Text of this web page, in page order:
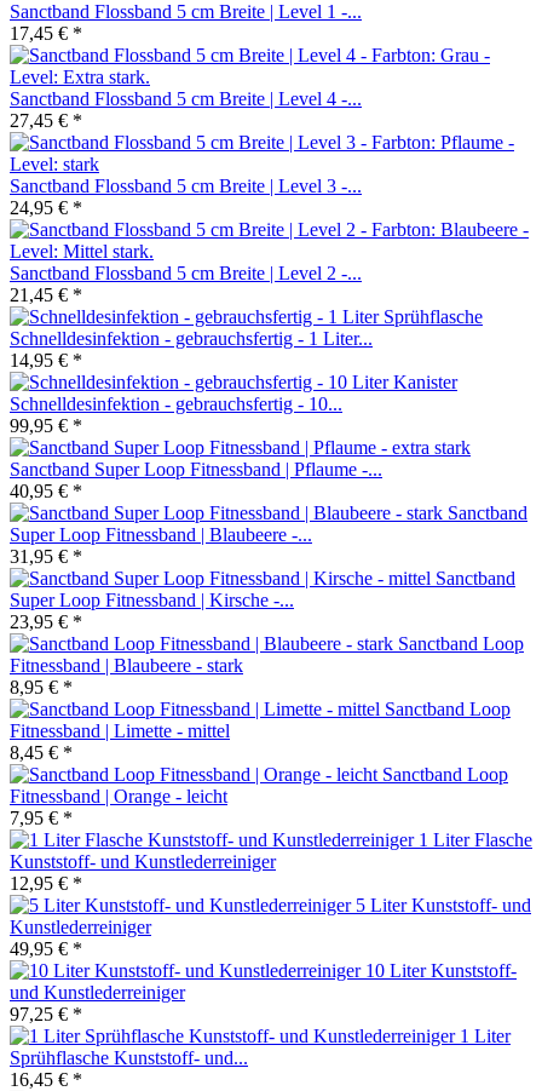
Sanctband Flossband 5 cm Breite | Level 1 -...
17,45 € *
Sanctband Flossband 5 cm Breite | Level 4 -...
27,45 € *
Sanctband Flossband 5 cm Breite | Level 3 -...
24,95 € *
Sanctband Flossband 5 cm Breite | Level 2 -...
21,45 € *
Schnelldesinfektion - gebrauchsfertig - 1 Liter...
14,95 € *
Schnelldesinfektion - gebrauchsfertig - 10...
99,95 € *
Sanctband Super Loop Fitnessband | Pflaume -...
40,95 € *
Sanctband
Super Loop Fitnessband | Blaubeere -...
31,95 € *
Sanctband
Super Loop Fitnessband | Kirsche -...
23,95 € *
Sanctband Loop
Fitnessband | Blaubeere - stark
8,95 € *
Sanctband Loop
Fitnessband | Limette - mittel
8,45 € *
Sanctband Loop
Fitnessband | Orange - leicht
7,95 € *
1 Liter Flasche
Kunststoff- und Kunstlederreiniger
12,95 € *
5 Liter Kunststoff- und
Kunstlederreiniger
49,95 € *
10 Liter Kunststoff-
und Kunstlederreiniger
97,25 € *
1 Liter
Sprühflasche Kunststoff- und...
16,45 € *